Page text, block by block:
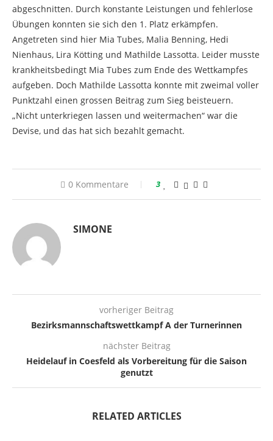
abgeschnitten. Durch konstante Leistungen und fehlerlose
Übungen konnten sie sich den 1. Platz erkämpfen.
Angetreten sind hier Mia Tubes, Malia Benning, Hedi
Nienhaus, Lira Kötting und Mathilde Lassotta. Leider musste
krankheitsbedingt Mia Tubes zum Ende des Wettkampfes
aufgeben. Doch Mathilde Lassotta konnte mit zweimal voller
Punktzahl einen grossen Beitrag zum Sieg beisteuern.
„Nicht unterkriegen lassen und weitermachen“ war die
Devise, und das hat sich bezahlt gemacht.
0 Kommentare 3
SIMONE
vorheriger Beitrag
Bezirksmannschaftswettkampf A der Turnerinnen
nächster Beitrag
Heidelauf in Coesfeld als Vorbereitung für die Saison
genutzt
RELATED ARTICLES